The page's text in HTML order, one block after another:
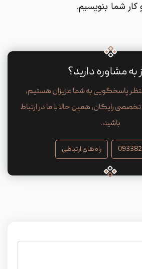
شما بنویسیم.
به مشاوره دارید؟
پاسخگویی به شما عزیزان هستیم،
رایگان، همین حالا با ما در ارتباط
باشید.
راه های ارتباطی